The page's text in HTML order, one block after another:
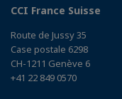
CCI France Suisse
Route de Jussy 35
Case postale 6298
CH-1211 Genève 6
+41 22 849 0570